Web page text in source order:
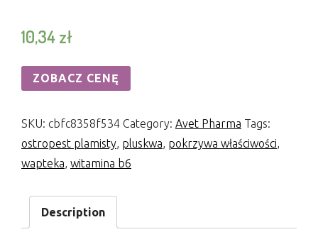
10,34zł
ZOBACZ CENĘ
SKU: cbfc8358f534 Category: Avet Pharma Tags:
ostropest plamisty, pluskwa, pokrzywa właściwości,
wapteka, witamina b6
Description